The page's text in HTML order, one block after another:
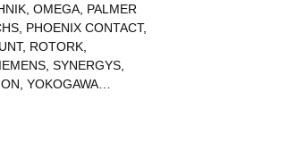
OMEGA PALMER
PHOENIX CONTACT,
, ROTORK
SYNERGYS
YOKOGAWA